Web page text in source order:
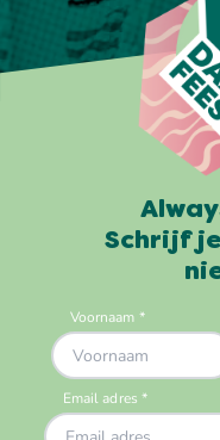
Schrijf